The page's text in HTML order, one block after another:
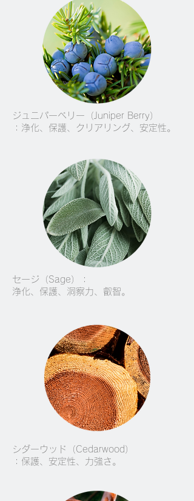
ジュニパーベリー（Juniper Berry）
： 浄化、保護、クリアリング、安定性。
セージ（Sage）：
浄化、保護、洞察力、叡智。
シダーウッド（Cedarwood）
：保護、安定性、力強さ。